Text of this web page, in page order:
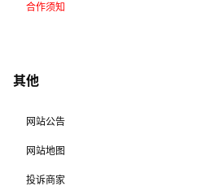
合作须知
其他
网站公告
网站地图
投诉商家